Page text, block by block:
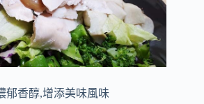
郁香醇,增添美味風味